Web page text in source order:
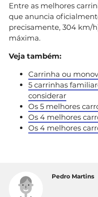
Entre as melhores
que anuncia
precisamente, 304 km/
máxima.
Veja também:
Carrinha ou
5 carrinhas
considerar
Os 5 melhores
Os 4 melhores
Os 4 melhores
Pedro Martins